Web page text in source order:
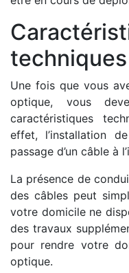
Une fois que vous
optique, vous
caractéristiques
effet, l’installation
passage d’un câble à
La présence de
des câbles peut
votre domicile ne
des travaux
pour rendre votre
optique.